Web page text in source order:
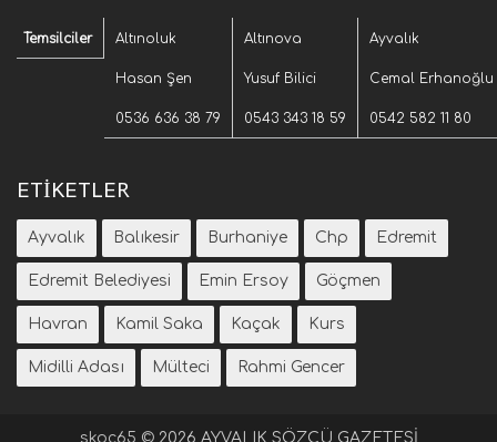
Temsilciler Altınoluk
Hasan Şen
0536 636 38 79
Altınova
Yusuf Bilici
0543 343 18 59
Ayvalık
Cemal Erhanoğlu
0542 582 11 80
ETIKETLER
Ayvalık Balıkesir Burhaniye Chp Edremit
Edremit Belediyesi Emin Ersoy Göçmen
Havran Kamil Saka Kaçak Kurs
Midilli Adası Mülteci Rahmi Gencer
skoc65 ©2026 AYVALIK SÖZCÜ GAZETESİ